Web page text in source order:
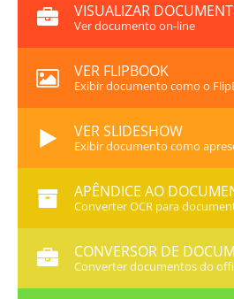
VISUALIZAR
Ver documento on-line
VER FLIPBOOK
Exibir documento como o
VER SLIDESHOW
Exibir documento como
APÊNDICE AO
Converter OCR para
CONVERSOR DE
Converter documentos do